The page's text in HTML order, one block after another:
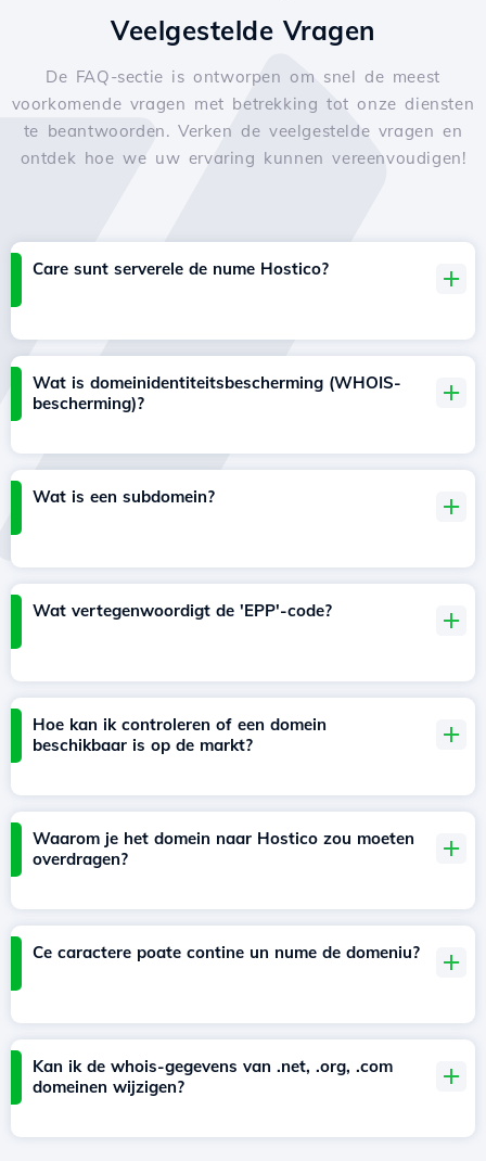
Veelgestelde Vragen
De FAQ-sectie is ontworpen om snel de meest
voorkomende vragen met betrekking tot onze diensten
te beantwoorden. Verken de veelgestelde vragen en
ontdek hoe we uw ervaring kunnen vereenvoudigen!
Care sunt serverele de nume Hostico?
Wat is domeinidentiteitsbescherming (WHOIS-
bescherming)?
Wat is een subdomein?
Wat vertegenwoordigt de 'EPP'-code?
Hoe kan ik controleren of een domein
beschikbaar is op de markt?
Waarom je het domein naar Hostico zou moeten
overdragen?
Ce caractere poate contine un nume de domeniu?
Kan ik de whois-gegevens van .net, .org, .com
domeinen wijzigen?